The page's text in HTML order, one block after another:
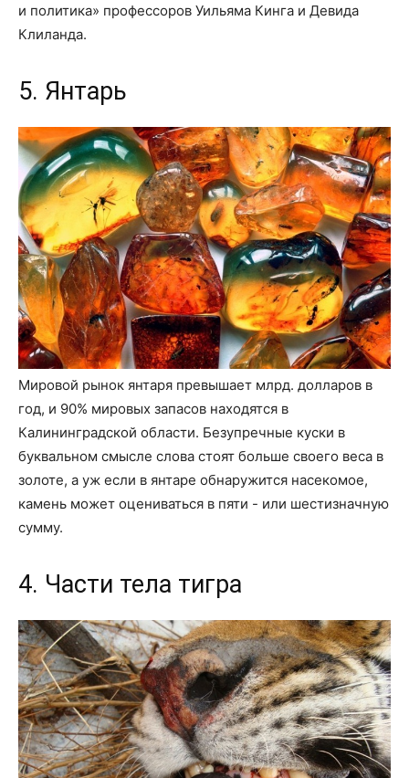
и политика» профессоров Уильяма Кинга и Девида
Клиланда.
5. Янтарь
Мировой рынок янтаря превышает млрд. долларов в
год, и 90% мировых запасов находятся в
Калининградской области. Безупречные куски в
буквальном смысле слова стоят больше своего веса в
золоте, а уж если в янтаре обнаружится насекомое,
камень может оцениваться в пяти - или шестизначную
сумму.
4. Части тела тигра